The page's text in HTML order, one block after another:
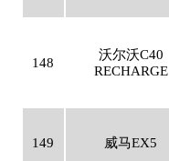
148
沃尔沃C40
RECHARGE
149 威马EX5